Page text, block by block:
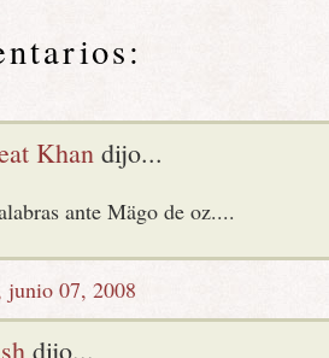
Khan dijo...
ante Mägo de oz....
junio 07, 2008
dijo...